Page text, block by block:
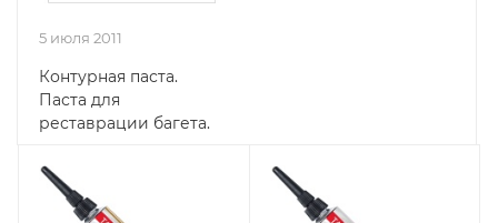
5 июля 2011
Контурная паста.
Паста для
реставрации багета.